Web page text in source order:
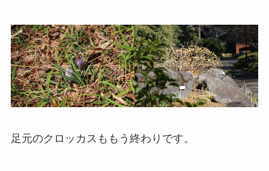
足元のクロッカスももう終わりです。